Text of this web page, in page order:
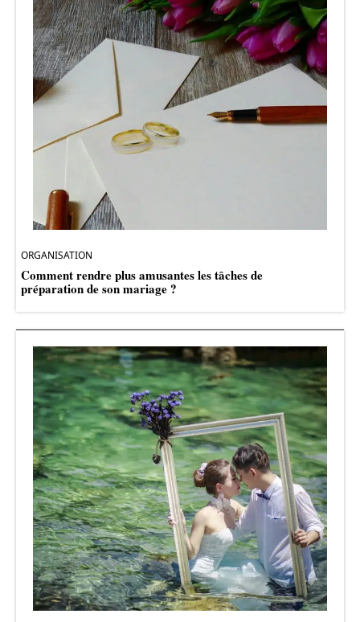
ORGANISATION
Comment rendre plus amusantes les tâches de
préparation de son mariage ?